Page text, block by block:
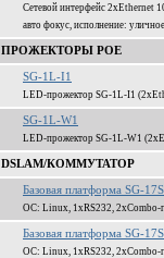
Сетевой интерфейс 2xEthernet
авто фокус, исполнение:
ПРОЖЕКТОРЫ POE
SG-1L-I1
LED-прожектор SG-1L-I1
SG-1L-W1
LED-прожектор SG-1L-W1
DSLAM/КОММУТАТОР
Базовая платформа SG-
ОС: Linux, 1xRS232, 2xCombo-
Базовая платформа SG-
ОС: Linux, 1xRS232, 2xCombo-